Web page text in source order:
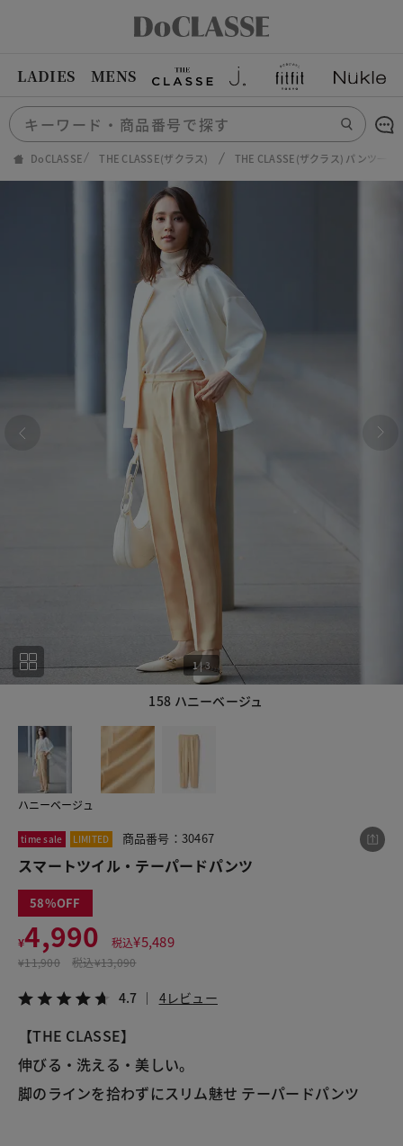
LADIES MENS
DoCLASSE THE CLASSE(ザクラス) THE CLASSE(ザクラス) パンツ一覧
158 ハニーベージュ
1|3
ハニーベージュ
1
time sale LIMITED 商品番号：30467
スマートツイル・テーパードパンツ
58
¥4,990 税込¥5,489
¥11,900 税込¥13,090
4.7 4レビュー
【THE CLASSE】
伸びる・洗える・美しい。
脚のラインを拾わずにスリム魅せ テーパードパンツ
この商品をシェアする
¥4,990 税込¥5,489
LINE